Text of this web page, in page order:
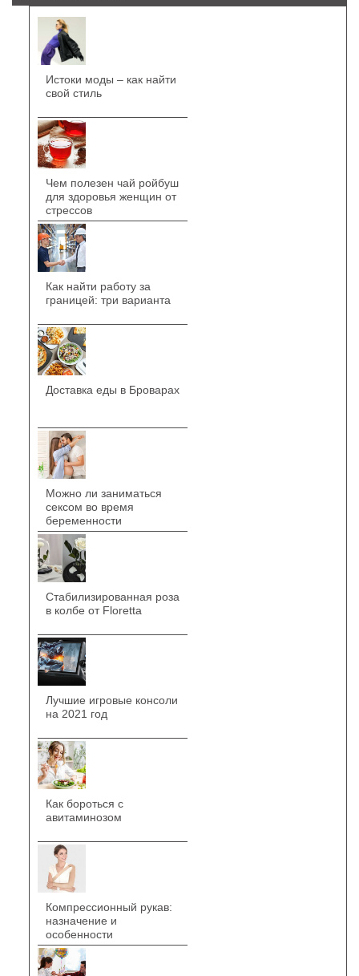
Истоки моды – как найти
свой стиль
Чем полезен чай ройбуш
для здоровья женщин от
стрессов
Как найти работу за
границей: три варианта
Доставка еды в Броварах
Можно ли заниматься
сексом во время
беременности
Стабилизированная роза
в колбе от Floretta
Лучшие игровые консоли
на 2021 год
Как бороться с
авитаминозом
Компрессионный рукав:
назначение и
особенности